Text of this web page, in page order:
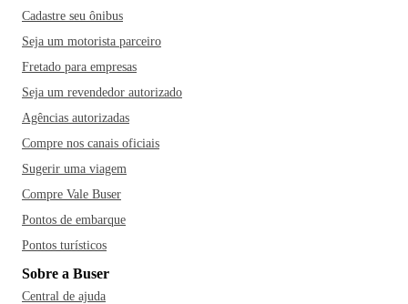
mais de 2000 obras de famosos pintores brasileiros -, o
Parque da Cidade - local de preservação da Mata Atlântica -,
e a Igreja do Senhor do Bonfim, onde os turista amarram
suas fitinhas e fazem seus pedidos.
históricos vive a cidade, Salvador também oferece inúmeras
abraçadas pela Baía de Todos os Santos. Dentre as
preferidas pelos turistas estão a do Flamengo, Ondina,
Itapuã, a Praia do Forte e a Praia Farol da Barra. Reservar
um dia para fazer um passeio de escuna pela Baía também é
uma dica de ouro.
provar as deliciosas comidas típicas da região como, por
Cadastre seu ônibus
Seja um motorista parceiro
Fretado para empresas
Seja um revendedor autorizado
Agências autorizadas
Compre nos canais oficiais
Sugerir uma viagem
Compre Vale Buser
Pontos de embarque
Pontos turísticos
Sobre a Buser
Central de ajuda